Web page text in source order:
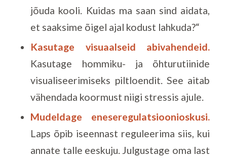
jõuda kooli. Kuidas ma saan sind aidata,
et saaksime õigel ajal kodust lahkuda?“
Kasutage visuaalseid abivahendeid.
Kasutage hommiku- ja õhturutiinide
visualiseerimiseks piltloendit. See aitab
vähendada koormust niigi stressis ajule.
Mudeldage eneseregulatsioonioskusi.
Laps õpib iseennast reguleerima siis, kui
annate talle eeskuju. Julgustage oma last